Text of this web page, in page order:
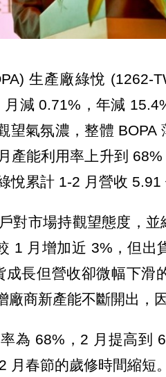
生產廠綠悅 (1262-
減 0.71%，年減
望氣氛濃，整體 BOPA
產能利用率上升到
悅累計 1-2 月營收 5.91
對市場持觀望態度，
1 月增加近 3%，但出
長但營收卻微幅下滑
廠商新產能不斷開出，
為 68%，2 月提高到
月春節的歲修時間縮短。